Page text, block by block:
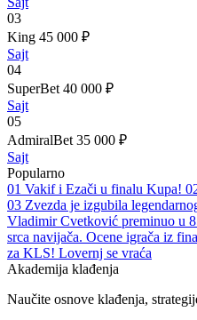
03
King 45 000 ₽
Sajt
04
SuperBet 40 000 ₽
Sajt
05
AdmiralBet 35 000 ₽
Sajt
Popularno
01 Vakif i Ezači u finalu Kupa!
03 Zvezda je izgubila
Vladimir Cvetković preminuo u
srca navijača. Ocene igrača iz
za KLS! Lovernj se vraća
Akademija klađenja
Naučite osnove klađenja,